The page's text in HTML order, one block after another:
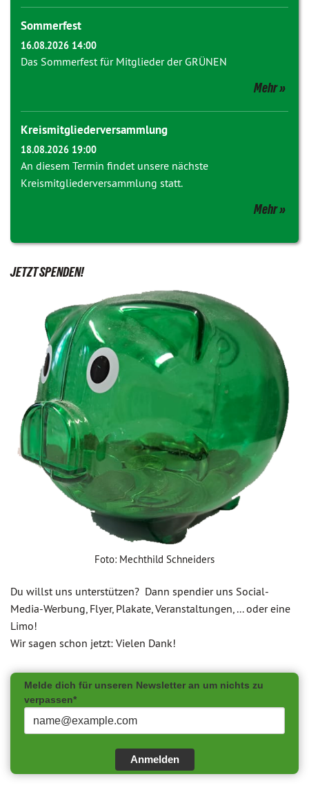
Sommerfest
16.08.2026 14:00
Das Sommerfest für Mitglieder der GRÜNEN
Mehr
Kreismitgliederversammlung
18.08.2026 19:00
An diesem Termin findet unsere nächste
Kreismitgliederversammlung statt.
Mehr
JETZT SPENDEN!
Foto: Mechthild Schneiders
Du willst uns unterstützen? Dann spendier uns Social-
Media-Werbung, Flyer, Plakate, Veranstaltungen, ... oder eine
Limo!
Wir sagen schon jetzt: Vielen Dank!
Melde dich für unseren Newsletter an um nichts zu
verpassen*
Anmelden